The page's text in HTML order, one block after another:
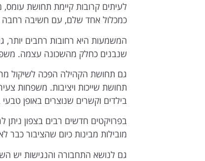
לעיתים קרובות קיימת תחושת
כמכלול אחד שלם, עם חשיבה רחבה
המשמעות היא רחובות רחבים יותר,
שנבנים כחלק מהשכונה עצמה.
גם תחושת הקהילה הפכה לשיקול
תחושת שייכות ויציבות. משפחות
בילדים וקשרים שנוצרים באופן טבעי
בפרויקטים חדשים רבים בצפון
מובילות מבינות כיום שהציבור
גם לנושא התחבורה והנגישות יש